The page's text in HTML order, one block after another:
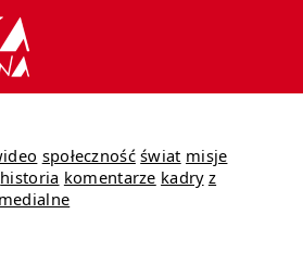
społeczność świat misje
historia komentarze kadry z